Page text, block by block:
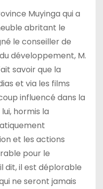
Muyinga qui a
abritant le
le conseiller de
développement, M.
savoir que la
et via les films
influencé dans la
hormis la
et les actions
pour le
dit, il est déplorable
ne seront jamais